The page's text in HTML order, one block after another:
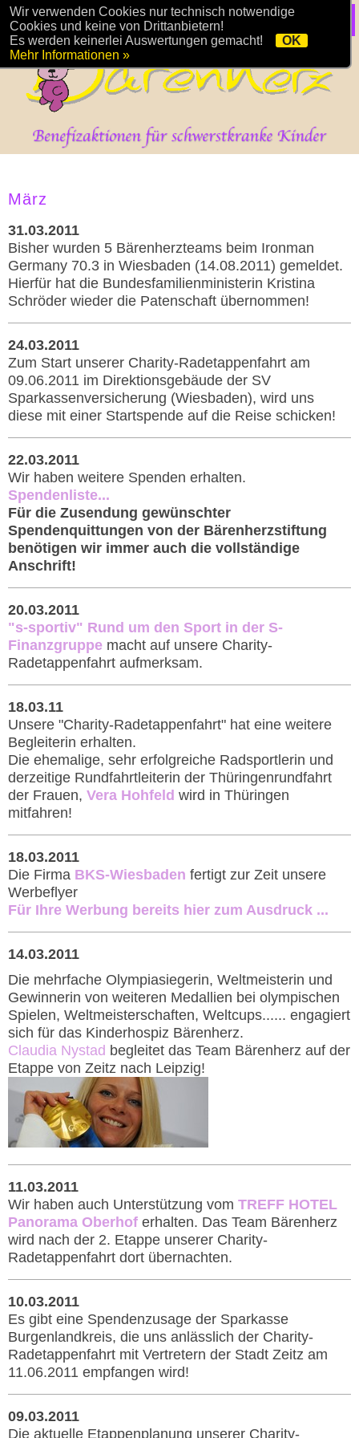
März
31.03.2011
Bisher wurden 5 Bärenherzteams beim Ironman
Germany 70.3 in Wiesbaden (14.08.2011) gemeldet.
Hierfür hat die Bundesfamilienministerin Kristina
Schröder wieder die Patenschaft übernommen!
24.03.2011
Zum Start unserer Charity-Radetappenfahrt am
09.06.2011 im Direktionsgebäude der SV
Sparkassenversicherung (Wiesbaden), wird uns
diese mit einer Startspende auf die Reise schicken!
22.03.2011
Wir haben weitere Spenden erhalten.
Spendenliste...
Für die Zusendung gewünschter
Spendenquittungen von der Bärenherzstiftung
benötigen wir immer auch die vollständige
Anschrift!
20.03.2011
"s-sportiv" Rund um den Sport in der S-
Finanzgruppe macht auf unsere Charity-
Radetappenfahrt aufmerksam.
18.03.11
Unsere "Charity-Radetappenfahrt" hat eine weitere
Begleiterin erhalten.
Die ehemalige, sehr erfolgreiche Radsportlerin und
derzeitige Rundfahrtleiterin der Thüringenrundfahrt
der Frauen, Vera Hohfeld wird in Thüringen
mitfahren!
18.03.2011
Die Firma BKS-Wiesbaden fertigt zur Zeit unsere
Werbeflyer
Für Ihre Werbung bereits hier zum Ausdruck ...
14.03.2011
Die mehrfache Olympiasiegerin, Weltmeisterin und
Gewinnerin von weiteren Medallien bei olympischen
Spielen, Weltmeisterschaften, Weltcups...... engagiert
sich für das Kinderhospiz Bärenherz.
Claudia Nystad begleitet das Team Bärenherz auf der
Etappe von Zeitz nach Leipzig!
11.03.2011
Wir haben auch Unterstützung vom TREFF HOTEL
Panorama Oberhof erhalten. Das Team Bärenherz
wird nach der 2. Etappe unserer Charity-
Radetappenfahrt dort übernachten.
10.03.2011
Es gibt eine Spendenzusage der Sparkasse
Burgenlandkreis, die uns anlässlich der Charity-
Radetappenfahrt mit Vertretern der Stadt Zeitz am
11.06.2011 empfangen wird!
09.03.2011
Die aktuelle Etappenplanung unserer Charity-
Wir verwenden Cookies nur technisch notwendige
Cookies und keine von Drittanbietern!
Es werden keinerlei Auswertungen gemacht!
OK
Mehr Informationen »